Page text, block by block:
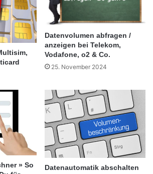
Datenvolumen abfragen /
anzeigen bei Telekom,
Vodafone, o2 & Co.
25. November 2024
» So
Datenautomatik abschalten